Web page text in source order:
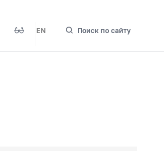
EN Поиск по сайту